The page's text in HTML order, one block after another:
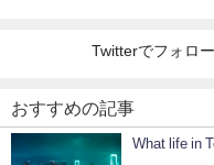
Twitterでフォロ
おすすめの記事
What life in